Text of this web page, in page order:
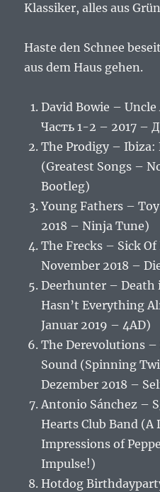
Klassiker, alles aus
Haste den Schnee
aus dem Haus gehen.
David Bowie –
Часть 1-2 – 2017 –
The Prodigy – Ibiza:
(Greatest Songs –
Bootleg)
Young Fathers –
2018 – Ninja Tune)
The Frecks – Sick
November 2018 –
Deerhunter –
Hasn’t Everything
Januar 2019 – 4AD)
The Derevolutions
Sound (Spinning
Dezember 2018 –
Antonio Sánchez –
Hearts Club Band (A
Impressions of
Impulse!)
Hotdog